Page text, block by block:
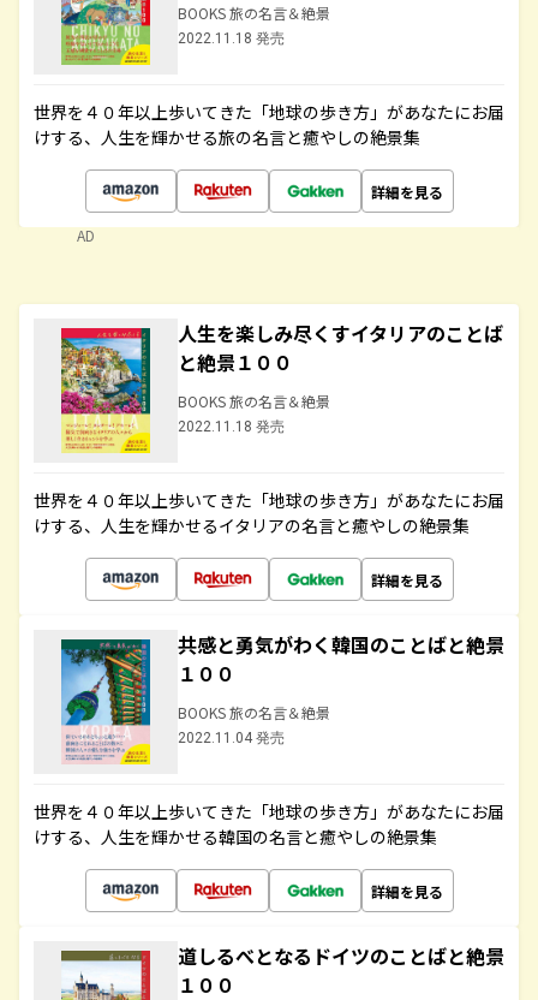
BOOKS 旅の名言＆絶景
2022.11.18 発売
世界を４０年以上歩いてきた「地球の歩き方」があなたにお届
けする、人生を輝かせる旅の名言と癒やしの絶景集
詳細を見る
AD
人生を楽しみ尽くすイタリアのことば
と絶景１００
BOOKS 旅の名言＆絶景
2022.11.18 発売
世界を４０年以上歩いてきた「地球の歩き方」があなたにお届
けする、人生を輝かせるイタリアの名言と癒やしの絶景集
詳細を見る
共感と勇気がわく韓国のことばと絶景
１００
BOOKS 旅の名言＆絶景
2022.11.04 発売
世界を４０年以上歩いてきた「地球の歩き方」があなたにお届
けする、人生を輝かせる韓国の名言と癒やしの絶景集
詳細を見る
道しるべとなるドイツのことばと絶景
１００